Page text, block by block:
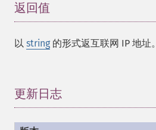
返回值
以 string 的形式返互联网 IP 地址。
更新日志